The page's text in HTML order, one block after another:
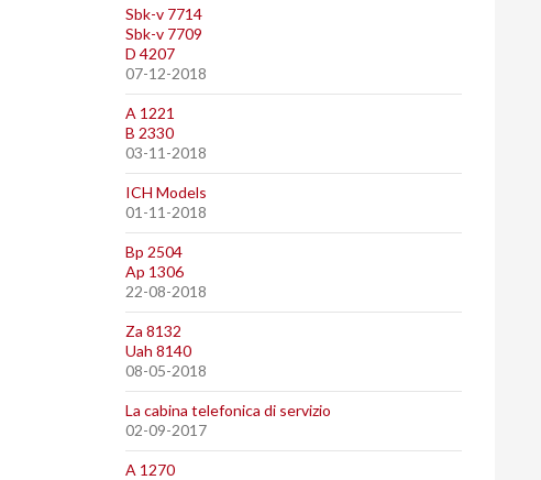
Sbk-v 7714
Sbk-v 7709
D 4207
07-12-2018
A 1221
B 2330
03-11-2018
ICH Models
01-11-2018
Bp 2504
Ap 1306
22-08-2018
Za 8132
Uah 8140
08-05-2018
La cabina telefonica di servizio
02-09-2017
A 1270